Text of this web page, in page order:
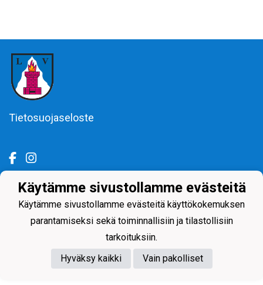
Tietosuojaseloste
Powered by
Käytämme sivustollamme evästeitä
Käytämme sivustollamme evästeitä käyttökokemuksen
parantamiseksi sekä toiminnallisiin ja tilastollisiin
tarkoituksiin.
Hyväksy kaikki
Vain pakolliset